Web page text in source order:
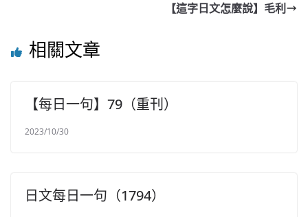
【這字日文怎麼說】毛利
相關文章
【每日一句】79（重刊）
2023/10/30
日文每日一句（1794）